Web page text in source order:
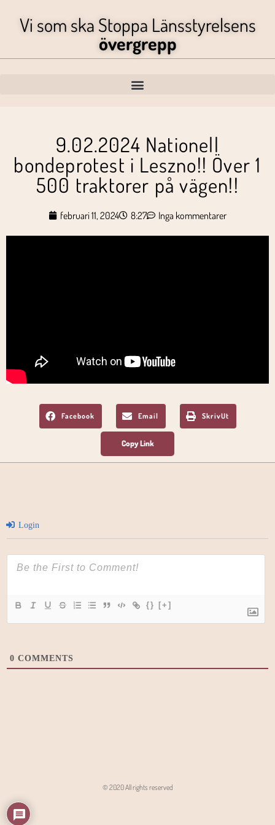
Vi som ska Stoppa Länsstyrelsens
övergrepp
9.02.2024 Nationell
bondeprotest i Leszno!! Över 1
500 traktorer på vägen!!
februari 11, 2024 8:27 Inga kommentarer
Facebook Email SkrivUt
Login
{} [+]
0 COMMENTS
© 2020 All rights reserved